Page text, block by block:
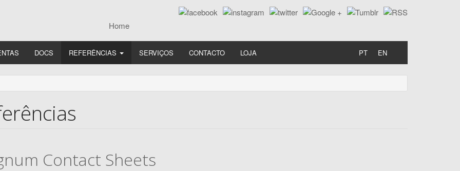
DOCS REFERÊNCIAS SERVIÇOS CONTACTO LOJA PT EN
Contact Sheets